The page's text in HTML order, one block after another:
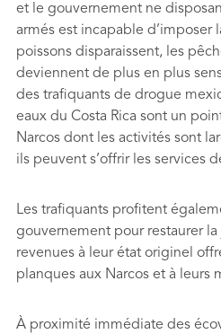
et le gouvernement ne
armés est incapable d’imposer
poissons disparaissent, les
deviennent de plus en plus
des traﬁquants de drogue
eaux du Costa Rica sont un
Narcos dont les activités sont
ils peuvent s’offrir les services
Les trafiquants profitent
gouvernement pour restaurer
revenues à leur état originel
planques aux Narcos et à leurs
À proximité immédiate des